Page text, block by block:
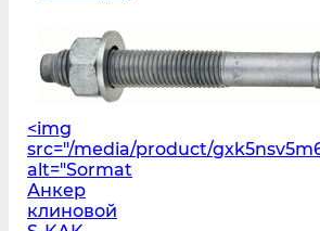
<img
src="/media/product/
alt="Sormat
Анкер
клиновой